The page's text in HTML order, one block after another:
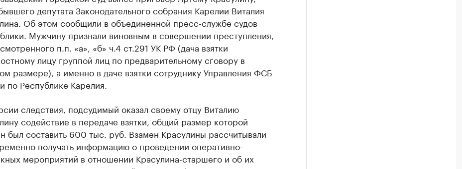
депутата Законодательного собрания Карелии Виталия
Об этом сообщили в объединенной пресс-службе судов
Мужчину признали виновным в совершении преступления,
п.п. «а», «б» ч.4 ст.291 УК РФ (дача взятки
лицу группой лиц по предварительному сговору в
размере), а именно в даче взятки сотруднику Управления ФСБ
по Республике Карелия.
следствия, подсудимый оказал своему отцу Виталию
содействие в передаче взятки, общий размер которой
был составить 600 тыс. руб. Взамен Красулины рассчитывали
получать информацию о проведении оперативно-
мероприятий в отношении Красулина-старшего и об их